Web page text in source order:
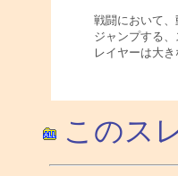
戦闘において
ジャンプする
レイヤーは大
このス